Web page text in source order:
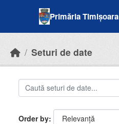
Primăria Timișoara
Seturi de date
Order by